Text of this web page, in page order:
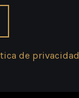
de privacidad